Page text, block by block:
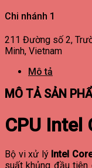
Chi nhánh 1
211 Đường số 2,
Minh, Vietnam
Mô tả
MÔ TẢ SẢN
CPU Intel
Bộ vi xử lý Intel
suất khủng đầu